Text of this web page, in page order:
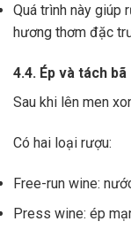
Quá trình này giúp
hương thơm đặc
4.4. Ép và tách bã
Sau khi lên men
Có hai loại rượu:
Free-run wine:
Press wine: ép